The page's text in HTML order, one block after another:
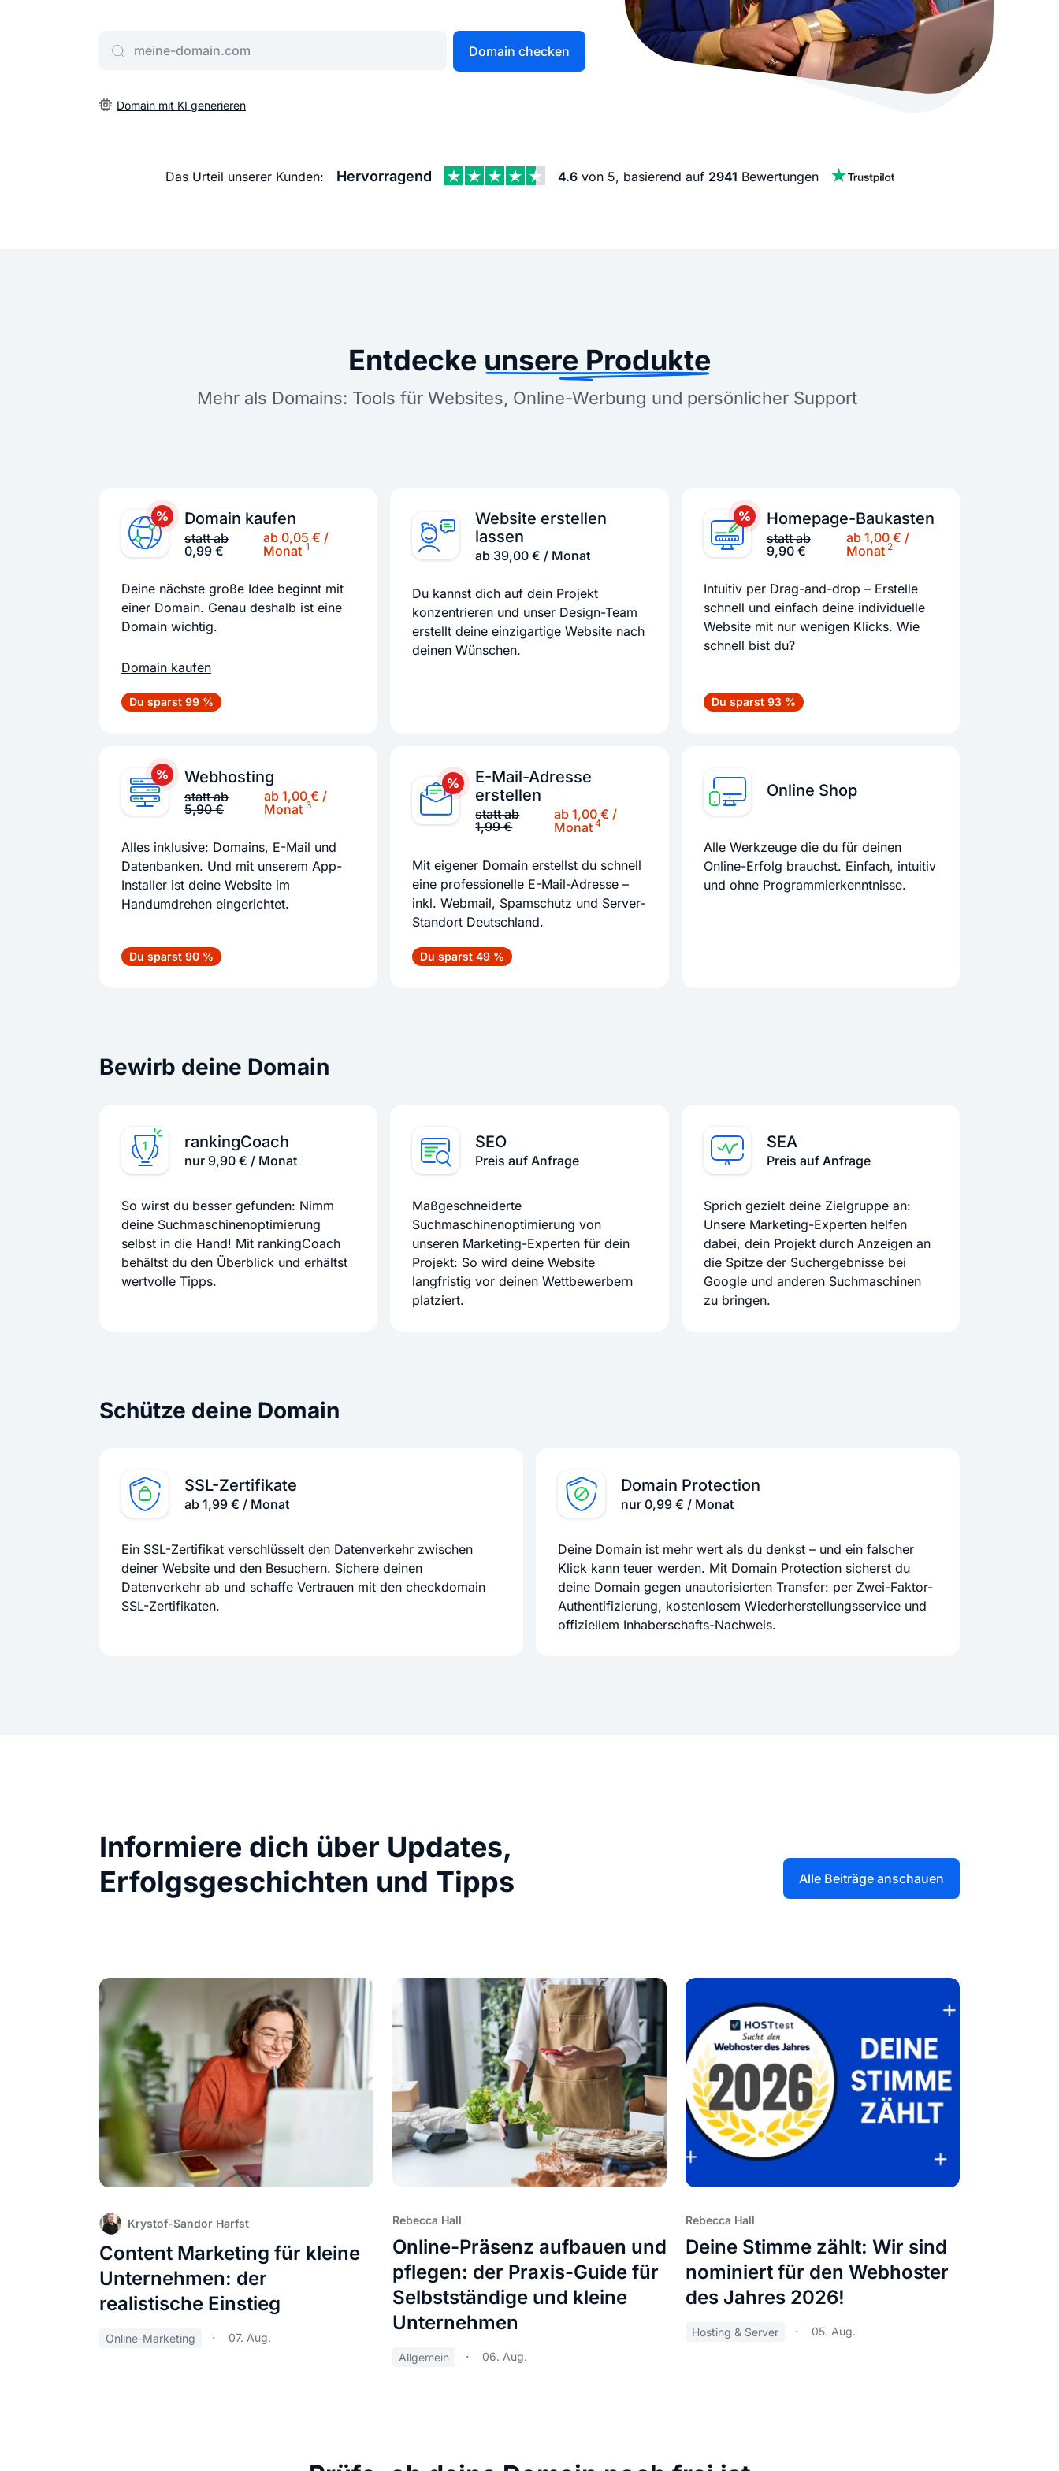
Erstelle schnell gute Domains
Website erstellen lassen Sehr beliebt
Unser Website-Service erstellt Ihre Website
Social Media Marketing
Mehr Kunden über Instagram &
Online Complete
Domain checken
Domain mit KI generieren
Das Urteil unserer Kunden: Hervorragend 4.6von 5, basierend auf 2941 Bewertungen
Entdecke unsere Produkte
Mehr als Domains: Tools für Websites, Online-Werbung und persönlicher Support
Domain kaufen
statt ab
0,99 €
ab 0,05 € /
Monat 1
Deine nächste große Idee beginnt mit
einer Domain. Genau deshalb ist eine
Domain wichtig.
Domain kaufen
Du sparst 99 %
Website erstellen
lassen
ab 39,00 € / Monat
Du kannst dich auf dein Projekt
konzentrieren und unser Design-Team
erstellt deine einzigartige Website nach
deinen Wünschen.
Homepage-Baukasten
statt ab
9,90 €
ab 1,00 € /
Monat 2
Intuitiv per Drag-and-drop – Erstelle
schnell und einfach deine individuelle
Website mit nur wenigen Klicks. Wie
schnell bist du?
Du sparst 93 %
Webhosting
statt ab
5,90 €
ab 1,00 € /
Monat3
Alles inklusive: Domains, E-Mail und
Datenbanken. Und mit unserem App-
Installer ist deine Website im
Handumdrehen eingerichtet.
Du sparst 90 %
E-Mail-Adresse
erstellen
statt ab
1,99 €
ab 1,00 € /
Monat4
Mit eigener Domain erstellst du schnell
eine professionelle E-Mail-Adresse –
inkl. Webmail, Spamschutz und Server-
Standort Deutschland.
Du sparst 49 %
Online Shop
Alle Werkzeuge die du für deinen
Online-Erfolg brauchst. Einfach, intuitiv
und ohne Programmierkenntnisse.
Bewirb deine Domain
rankingCoach
nur 9,90 € / Monat
So wirst du besser gefunden: Nimm
deine Suchmaschinenoptimierung
selbst in die Hand! Mit rankingCoach
behältst du den Überblick und erhältst
wertvolle Tipps.
SEO
Preis auf Anfrage
Maßgeschneiderte
Suchmaschinenoptimierung von
unseren Marketing-Experten für dein
Projekt: So wird deine Website
langfristig vor deinen Wettbewerbern
platziert.
SEA
Preis auf Anfrage
Sprich gezielt deine Zielgruppe an:
Unsere Marketing-Experten helfen
dabei, dein Projekt durch Anzeigen an
die Spitze der Suchergebnisse bei
Google und anderen Suchmaschinen
zu bringen.
Schütze deine Domain
SSL-Zertifikate
ab 1,99 € / Monat
Ein SSL-Zertifikat verschlüsselt den Datenverkehr zwischen
deiner Website und den Besuchern. Sichere deinen
Datenverkehr ab und schaffe Vertrauen mit den checkdomain
SSL-Zertifikaten.
Domain Protection
nur 0,99 € / Monat
Deine Domain ist mehr wert als du denkst – und ein falscher
Klick kann teuer werden. Mit Domain Protection sicherst du
deine Domain gegen unautorisierten Transfer: per Zwei-Faktor-
Authentifizierung, kostenlosem Wiederherstellungsservice und
offiziellem Inhaberschafts-Nachweis.
Informiere dich über Updates,
Erfolgsgeschichten und Tipps
Alle Beiträge anschauen
Krystof-Sandor Harfst
Content Marketing für kleine
Unternehmen: der
realistische Einstieg
Online-Marketing 07. Aug.
Rebecca Hall
Online-Präsenz aufbauen und
pflegen: der Praxis-Guide für
Selbstständige und kleine
Unternehmen
Allgemein 06. Aug.
Rebecca Hall
Deine Stimme zählt: Wir sind
nominiert für den Webhoster
des Jahres 2026!
Hosting & Server 05. Aug.